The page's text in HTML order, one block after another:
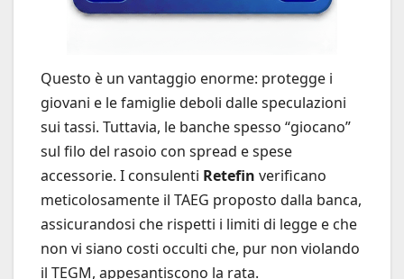
Questo è un vantaggio enorme: protegge i
giovani e le famiglie deboli dalle speculazioni
sui tassi. Tuttavia, le banche spesso “giocano”
sul filo del rasoio con spread e spese
accessorie. I consulenti Retefin verificano
meticolosamente il TAEG proposto dalla banca,
assicurandosi che rispetti i limiti di legge e che
non vi siano costi occulti che, pur non violando
il TEGM, appesantiscono la rata.